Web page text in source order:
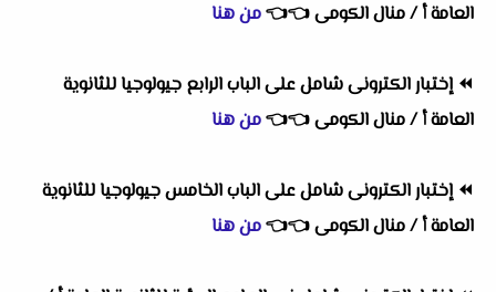
العامة أ / منال الكومى👈
👈من هنا
⏪إختبار الكترونى شامل على الباب الرابع جيولوجيا للثانوية
العامة أ / منال الكومى👈
👈من هنا
⏪إختبار الكترونى شامل على الباب الخامس جيولوجيا للثانوية
العامة أ / منال الكومى👈
👈من هنا